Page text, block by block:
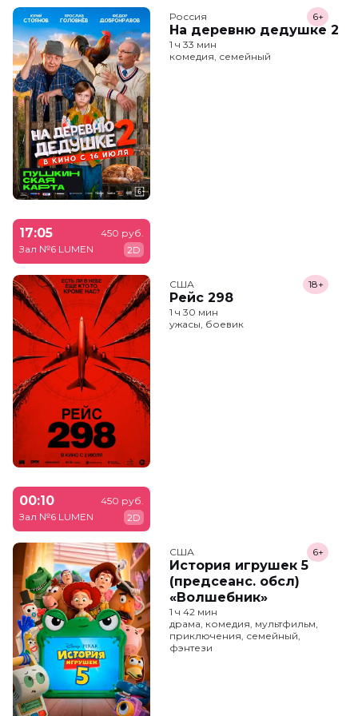
Россия
На деревню дедушке 2
6+
1 ч 33 мин
комедия, семейный
17:05
Зал №6 LUMEN
450 руб.
2D
США
Рейс 298
18+
1 ч 30 мин
ужасы, боевик
00:10
Зал №6 LUMEN
450 руб.
2D
США
История игрушек 5
(предсеанс. обсл)
«Волшебник»
6+
1 ч 42 мин
драма, комедия, мультфильм,
приключения, семейный,
фэнтези